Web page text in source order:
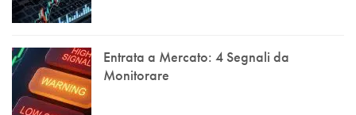
Entrata a Mercato: 4 Segnali da
Monitorare